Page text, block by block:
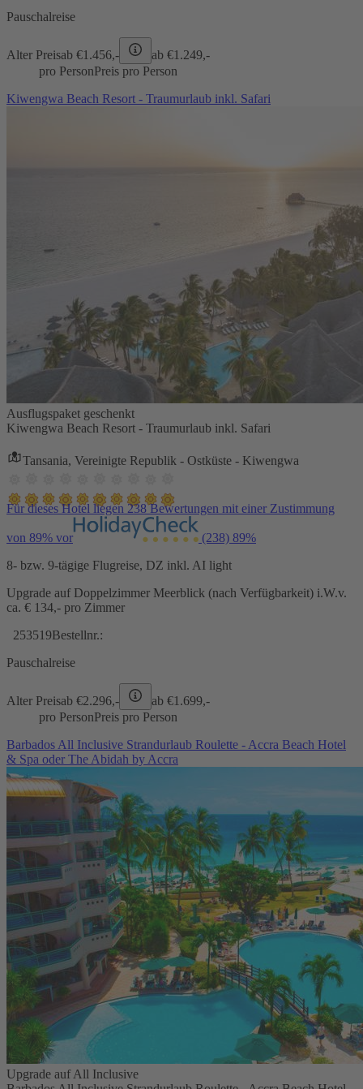
Pauschalreise
Alter Preisab €1.456,- ab €1.249,-
pro PersonPreis pro Person
Kiwengwa Beach Resort - Traumurlaub inkl. Safari
Ausflugspaket geschenkt
Kiwengwa Beach Resort - Traumurlaub inkl. Safari
Tansania, Vereinigte Republik - Ostküste - Kiwengwa
Für dieses Hotel liegen 238 Bewertungen mit einer Zustimmung
von 89% vor (238) 89%
8- bzw. 9-tägige Flugreise, DZ inkl. AI light
Upgrade auf Doppelzimmer Meerblick (nach Verfügbarkeit) i.W.v.
ca. € 134,- pro Zimmer
253519Bestellnr.:
Pauschalreise
Alter Preisab €2.296,- ab €1.699,-
pro PersonPreis pro Person
Barbados All Inclusive Strandurlaub Roulette - Accra Beach Hotel
& Spa oder The Abidah by Accra
Upgrade auf All Inclusive